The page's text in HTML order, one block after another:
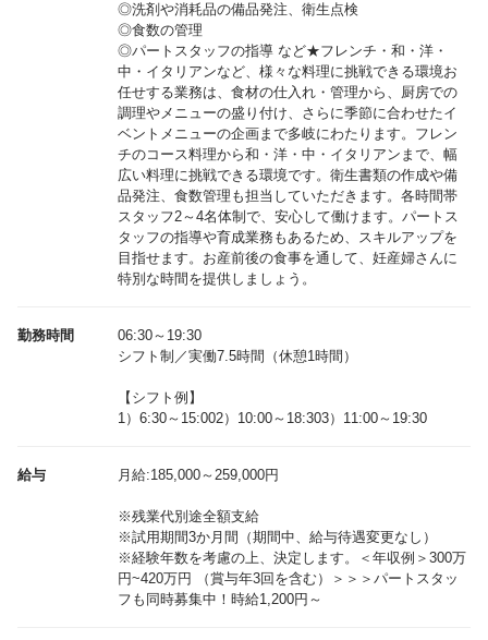
◎洗剤や消耗品の備品発注、衛生点検
◎食数の管理
◎パートスタッフの指導 など★フレンチ・和・洋・
中・イタリアンなど、様々な料理に挑戦できる環境お
任せする業務は、食材の仕入れ・管理から、厨房での
調理やメニューの盛り付け、さらに季節に合わせたイ
ベントメニューの企画まで多岐にわたります。フレン
チのコース料理から和・洋・中・イタリアンまで、幅
広い料理に挑戦できる環境です。衛生書類の作成や備
品発注、食数管理も担当していただきます。各時間帯
スタッフ2～4名体制で、安心して働けます。パートス
タッフの指導や育成業務もあるため、スキルアップを
目指せます。お産前後の食事を通して、妊産婦さんに
特別な時間を提供しましょう。
勤務時間
06:30～19:30
シフト制／実働7.5時間（休憩1時間）
【シフト例】
1）6:30～15:002）10:00～18:303）11:00～19:30
給与 月給:185,000～259,000円
※残業代別途全額支給
※試用期間3か月間（期間中、給与待遇変更なし）
※経験年数を考慮の上、決定します。＜年収例＞300万
円~420万円 （賞与年3回を含む）＞＞＞パートスタッ